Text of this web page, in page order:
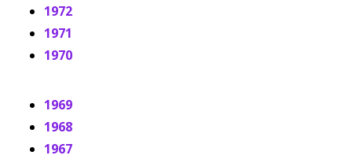
1972
1971
1970
1969
1968
1967